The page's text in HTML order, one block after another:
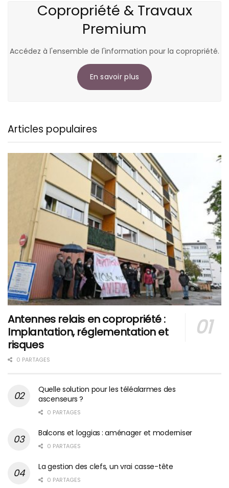
Copropriété & Travaux
Premium
Accédez à l'ensemble de l'information pour la copropriété.
En savoir plus
Articles populaires
Antennes relais en copropriété :
Implantation, réglementation et
risques
0 PARTAGES
Quelle solution pour les téléalarmes des
ascenseurs ?
0 PARTAGES
Balcons et loggias : aménager et moderniser
0 PARTAGES
La gestion des clefs, un vrai casse-tête
0 PARTAGES